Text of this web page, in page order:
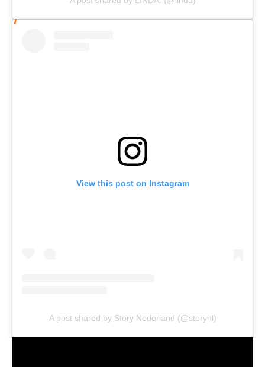
View this post on Instagram
A post shared by Story Nederland (@storynl)